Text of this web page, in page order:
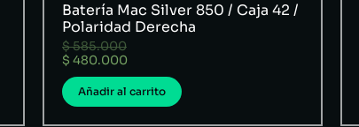
Batería Mac Silver 850 / Caja 42 /
Polaridad Derecha
$585.000
$ 480.000
Añadir al carrito